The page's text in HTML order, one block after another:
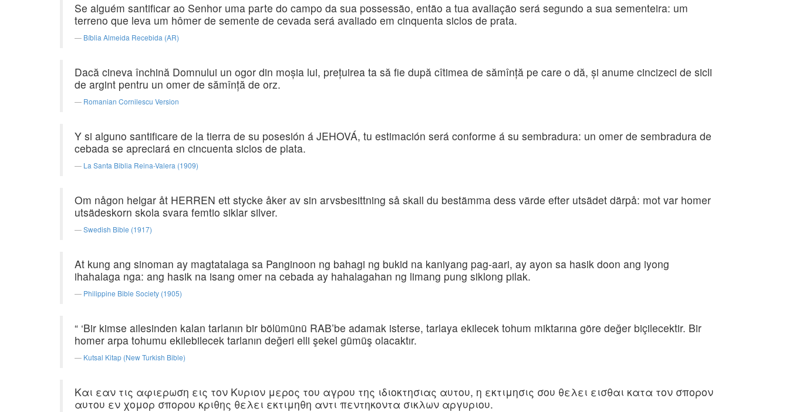
Se alguém santificar ao Senhor uma parte do campo da sua possessão, então a tua avaliação será segundo a sua sementeira: um
terreno que leva um hômer de semente de cevada será avaliado em cinquenta siclos de prata.
Bíblia Almeida Recebida (AR)
Dacă cineva închină Domnului un ogor din moşia lui, preţuirea ta să fie după cîtimea de sămînţă pe care o dă, şi anume cincizeci de sicli
de argint pentru un omer de sămînţă de orz.
Romanian Cornilescu Version
Y si alguno santificare de la tierra de su posesión á JEHOVÁ, tu estimación será conforme á su sembradura: un omer de sembradura de
cebada se apreciará en cincuenta siclos de plata.
La Santa Biblia Reina-Valera (1909)
Om någon helgar åt HERREN ett stycke åker av sin arvsbesittning så skall du bestämma dess värde efter utsädet därpå: mot var homer
utsädeskorn skola svara femtio siklar silver.
Swedish Bible (1917)
At kung ang sinoman ay magtatalaga sa Panginoon ng bahagi ng bukid na kaniyang pag-aari, ay ayon sa hasik doon ang iyong
ihahalaga nga: ang hasik na isang omer na cebada ay hahalagahan ng limang pung siklong pilak.
Philippine Bible Society (1905)
“ ‘Bir kimse ailesinden kalan tarlanın bir bölümünü RAB’be adamak isterse, tarlaya ekilecek tohum miktarına göre değer biçilecektir. Bir
homer arpa tohumu ekilebilecek tarlanın değeri elli şekel gümüş olacaktır.
Kutsal Kitap (New Turkish Bible)
Και εαν τις αφιερωση εις τον Κυριον μερος του αγρου της ιδιοκτησιας αυτου, η εκτιμησις σου θελει εισθαι κατα τον σπορον
αυτου εν χομορ σπορου κριθης θελει εκτιμηθη αντι πεντηκοντα σικλων αργυριου.